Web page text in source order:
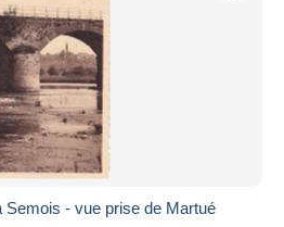
Semois - vue prise de Martué